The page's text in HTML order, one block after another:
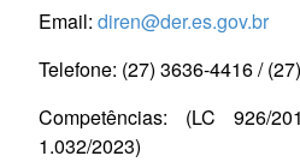
Email: diren@der.es.gov.br
Telefone: (27) 3636-4416 /
Competências: (LC 926/
1.032/2023)